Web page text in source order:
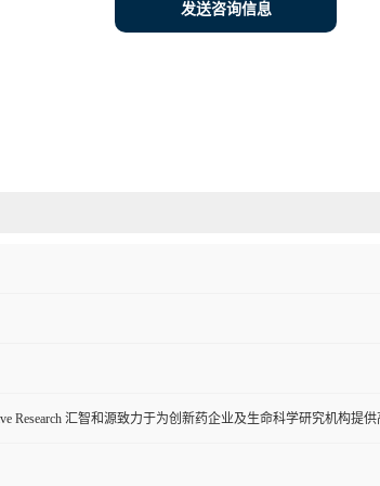
发送咨询信息
Research 汇智和源致力于为创新药企业及生命科学研究机构提